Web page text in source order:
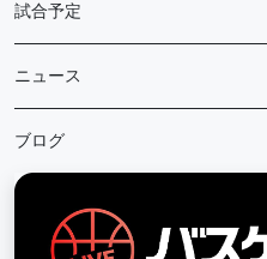
試合予定
ニュース
ブログ